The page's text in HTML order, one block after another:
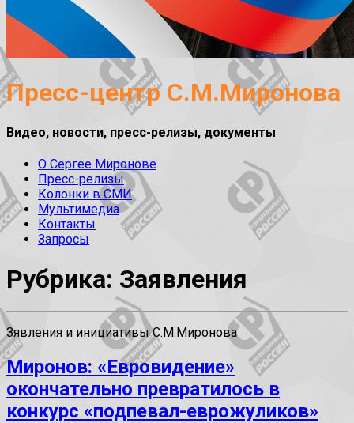
Пресс-центр С.М.Миронова
Видео, новости, пресс-релизы, документы
О Сергее Миронове
Пресс-релизы
Колонки в СМИ
Мультимедиа
Контакты
Запросы
Рубрика: Заявления
Зявления и инициативы С.М.Миронова
Миронов: «Евровидение»
окончательно превратилось в
конкурс «подпевал-еврожуликов»